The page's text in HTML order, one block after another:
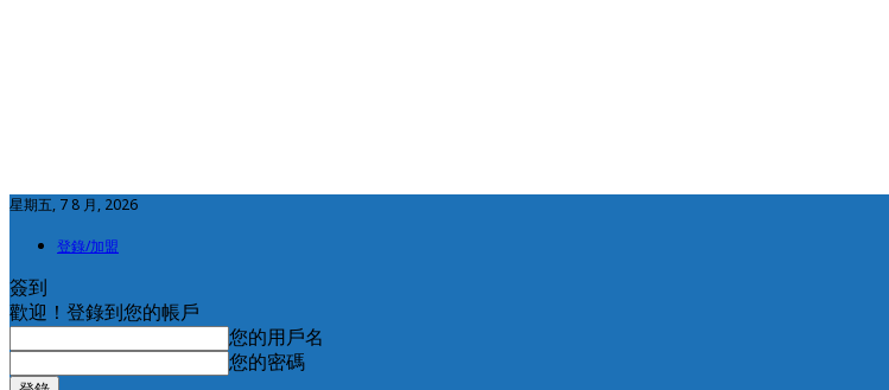
星期五, 7 8 月, 2026
登錄/加盟
簽到
歡迎！登錄到您的帳戶
您的用戶名
您的密碼